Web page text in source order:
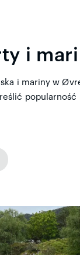
i
i mariny w